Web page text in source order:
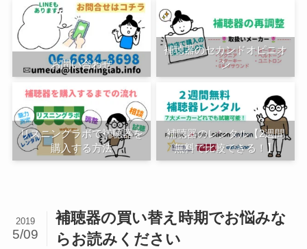
お問い合わせ
補聴器のセカンドオピニオ
ン
リスニングラボで補聴器を
購入する方法
補聴器のレンタル【2週間
無料で比較できる！】
補聴器の買い替え時期でお悩みな
らお読みください
2019
5/09